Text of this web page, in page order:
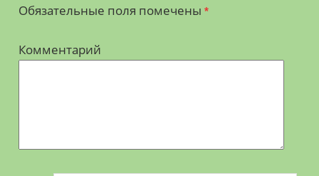
Обязательные поля помечены *
Комментарий